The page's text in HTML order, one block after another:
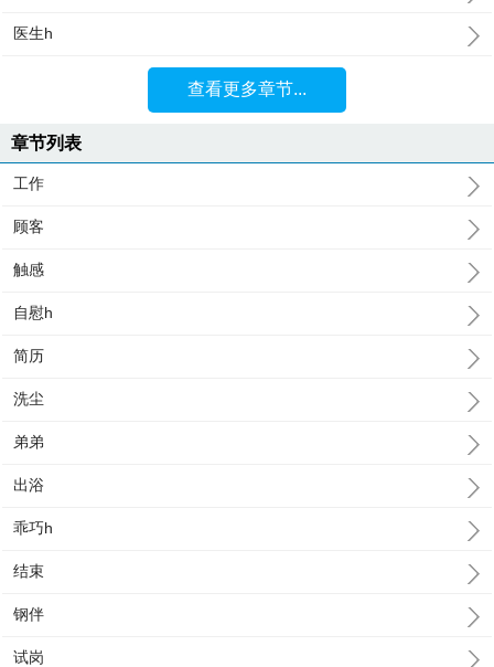
医生h
查看更多章节...
章节列表
工作
顾客
触感
自慰h
简历
洗尘
弟弟
出浴
乖巧h
结束
钢伴
试岗